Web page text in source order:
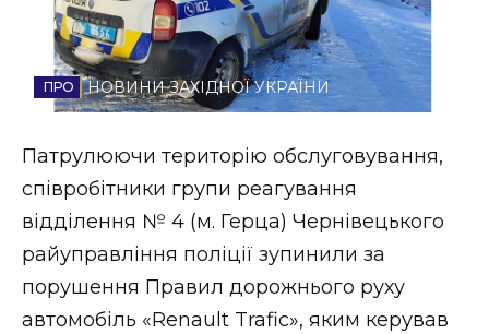
Спорт
Стиль життя
Втрачений Ужгород (відеоверсія)
ЗАКАРПАТСЬКІ НОВИНИ
НОВИНИ ЗАХІДНОЇ УКРАЇНИ
Патрулюючи територію обслуговування,
співробітники групи реагування
відділення № 4 (м. Герца) Чернівецького
райуправління поліції зупинили за
порушення Правил дорожнього руху
автомобіль «Renault Trafic», яким керував